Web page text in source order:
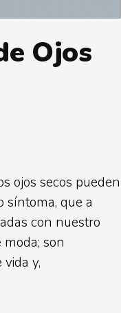
Ojos
ojos secos pueden
síntoma, que a
con nuestro
son
y,